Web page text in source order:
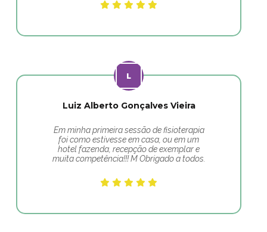
Luiz Alberto Gonçalves Vieira
Em minha primeira sessão de fisioterapia
foi como estivesse em casa, ou em um
hotel fazenda, recepção de exemplar e
muita competência!!! M Obrigado a todos.